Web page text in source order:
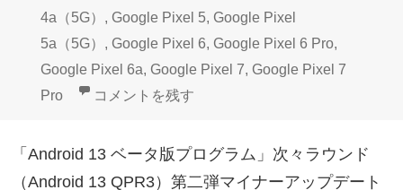
4a（5G） , Google Pixel 5, Google Pixel
5a（5G） , Google Pixel 6, Google Pixel 6 Pro,
Google Pixel 6a, Google Pixel 7, Google Pixel 7
Pro
Google Pixelベータプログラム「Android 13
コメントを残す
「Android 13 ベータ版プログラム」次々ラウンド
（Android 13 QPR3）第二弾マイナーアップデート